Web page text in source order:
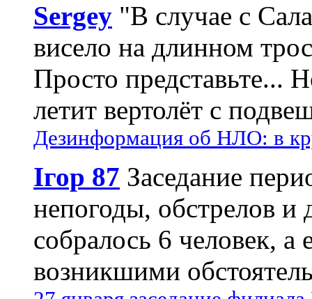
Sergey "В случае с
висело на длинном
Просто представьте...
летит вертолёт с
Дезинформация об НЛО: в
Ігор 87 Заседание
непогоды, обстрелов и
собралось 6 человек, а
возникшими